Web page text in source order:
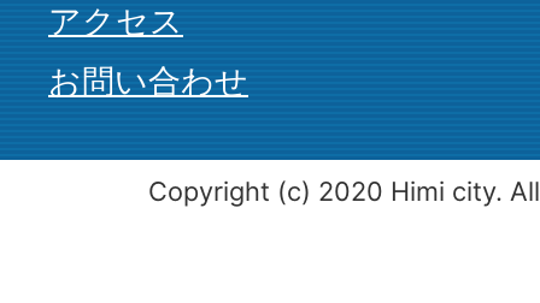
アクセス
お問い合わせ
Copyright (c) 2020 Himi city.